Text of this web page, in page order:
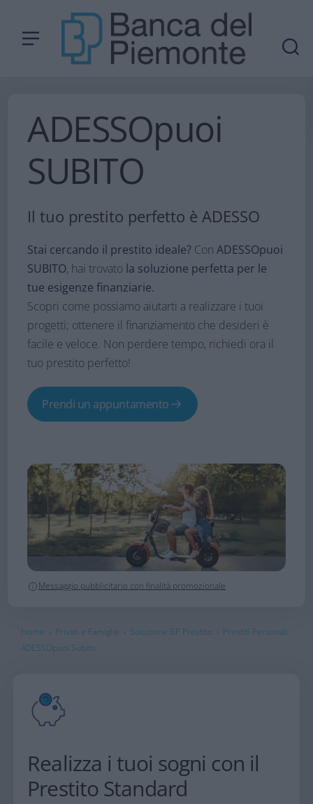
ADESSOpuoi
SUBITO​
Il tuo prestito perfetto è ADESSO​
Stai cercando il prestito ideale? ConADESSOpuoi
SUBITO, hai trovato la soluzione perfetta per le
tue esigenze finanziarie.
Scopri come possiamo aiutarti a realizzare i tuoi
progetti; ottenere il finanziamento che desideri è
facile e veloce. Non perdere tempo, richiedi ora il
tuo prestito perfetto!
Prendi un appuntamento
Messaggio pubblicitario con finalità promozionale
Home › Privati e Famiglie › Soluzione BP Prestito › Prestiti Personali
ADESSOpuoi Subito
Realizza i tuoi sogni con il
Prestito Standard​